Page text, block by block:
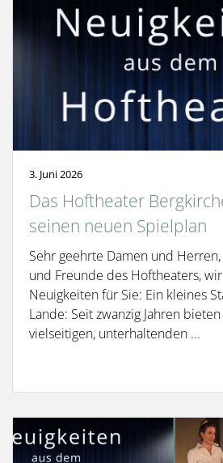
3. Juni 2026
Das Hoftheater
seinen neuen Spielplan
Sehr geehrte Damen und
und Freunde des Hoftheaters,
Neuigkeiten für Sie: Ein kleines
Lande: Seit zwanzig Jahren
vielseitigen, unterhaltenden ...